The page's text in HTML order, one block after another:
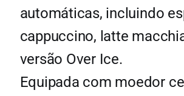
automáticas, incluindo
cappuccino, latte
versão Over Ice.
Equipada com moedor